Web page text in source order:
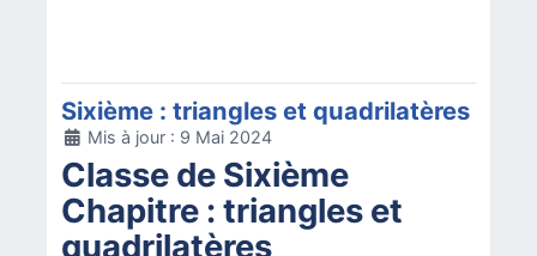
Sixième : triangles et quadrilatères
DétailsMis à jour : 9 Mai 2024
Classe de Sixième
Chapitre : triangles et
quadrilatères